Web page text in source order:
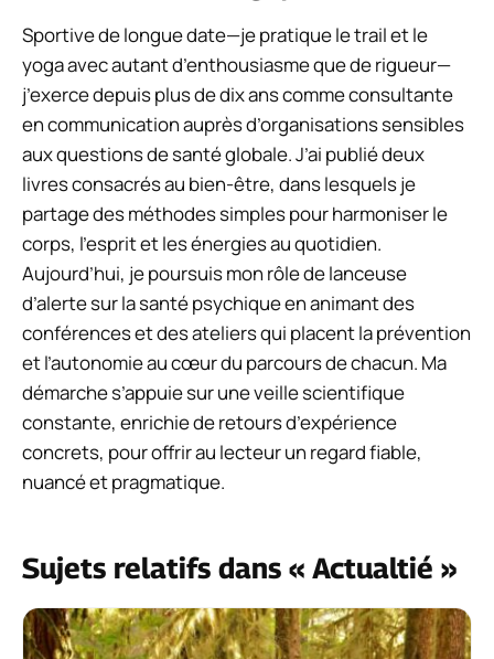
Sportive de longue date—je pratique le trail et le
yoga avec autant d’enthousiasme que de rigueur—
j’exerce depuis plus de dix ans comme consultante
en communication auprès d’organisations sensibles
aux questions de santé globale. J’ai publié deux
livres consacrés au bien-être, dans lesquels je
partage des méthodes simples pour harmoniser le
corps, l’esprit et les énergies au quotidien.
Aujourd’hui, je poursuis mon rôle de lanceuse
d’alerte sur la santé psychique en animant des
conférences et des ateliers qui placent la prévention
et l’autonomie au cœur du parcours de chacun. Ma
démarche s’appuie sur une veille scientifique
constante, enrichie de retours d’expérience
concrets, pour offrir au lecteur un regard fiable,
nuancé et pragmatique.
Sujets relatifs dans « Actualtié »